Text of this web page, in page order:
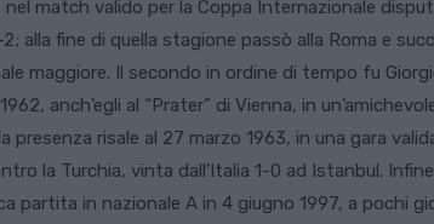
nel match valido per la Coppa Internazionale
alla fine di quella stagione passò alla Roma e
maggiore. Il secondo in ordine di tempo fu
anch’egli al “Prater” di Vienna, in
presenza risale al 27 marzo 1963, in una gara
la Turchia, vinta dall’Italia 1-0 ad Istanbul.
partita in nazionale A in 4 giugno 1997, a pochi